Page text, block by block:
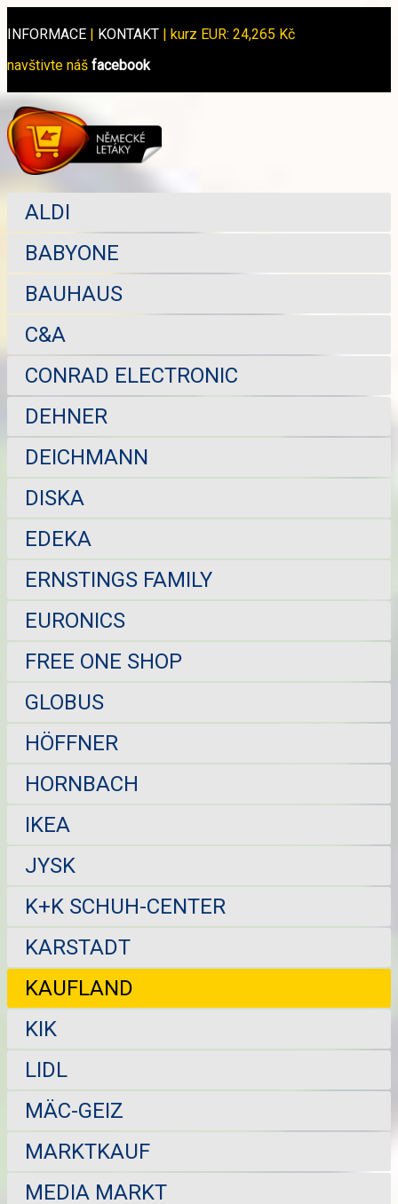
INFORMACE | KONTAKT | kurz EUR: 24,265 Kč
navštivte náš facebook
ALDI
BABYONE
BAUHAUS
C&A
CONRAD ELECTRONIC
DEHNER
DEICHMANN
DISKA
EDEKA
ERNSTINGS FAMILY
EURONICS
FREE ONE SHOP
GLOBUS
HÖFFNER
HORNBACH
IKEA
JYSK
K+K SCHUH-CENTER
KARSTADT
KAUFLAND
KIK
LIDL
MÄC-GEIZ
MARKTKAUF
MEDIA MARKT